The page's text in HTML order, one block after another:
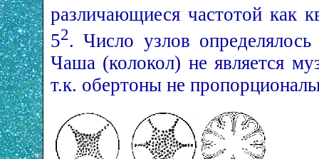
различающиеся частотой как
52. Число узлов
Чаша (колокол) не является
т.к. обертоны не